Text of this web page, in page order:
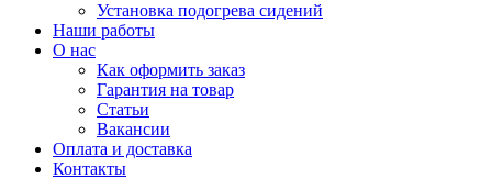
Установка подогрева сидений
Наши работы
О нас
Как оформить заказ
Гарантия на товар
Статьи
Вакансии
Оплата и доставка
Контакты